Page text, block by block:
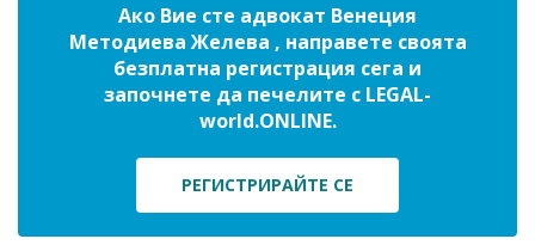
Ако Вие сте адвокат Венеция
Методиева Желева , направете своята
безплатна регистрация сега и
започнете да печелите с LEGAL-
world.ONLINE.
РЕГИСТРИРАЙТЕ СЕ